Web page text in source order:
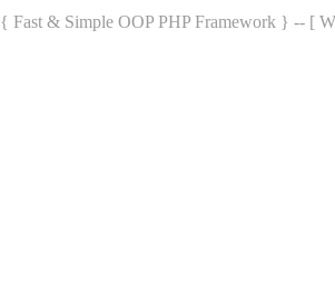
{ Fast & Simple OOP PHP Framework } -- [